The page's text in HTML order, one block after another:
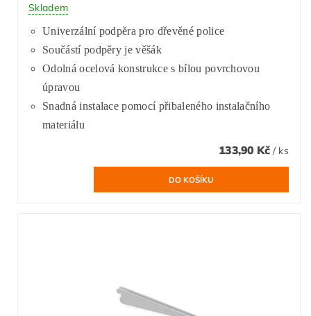
Skladem
Univerzální podpěra pro dřevěné police
Součástí podpěry je věšák
Odolná ocelová konstrukce s bílou povrchovou
úpravou
Snadná instalace pomocí přibaleného instalačního
materiálu
133,90 Kč / ks